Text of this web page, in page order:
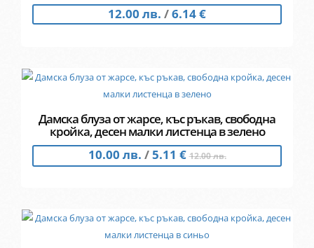
12.00 лв. /6.14 €
Дамска блуза от жарсе, къс ръкав, свободна
кройка, десен малки листенца в зелено
10.00 лв. /5.11 €12.00 лв.